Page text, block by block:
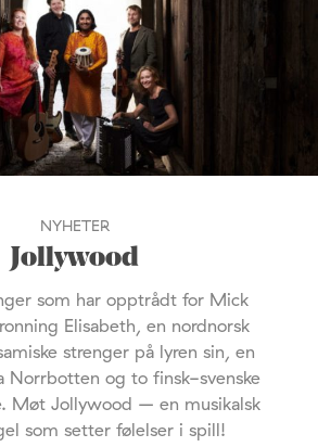
NYHETER
Jollywood
som har opptrådt for Mick
Elisabeth, en nordnorsk
strenger på lyren sin, en
Norrbotten og to finsk-svenske
Møt Jollywood – en musikalsk
som setter følelser i spill!